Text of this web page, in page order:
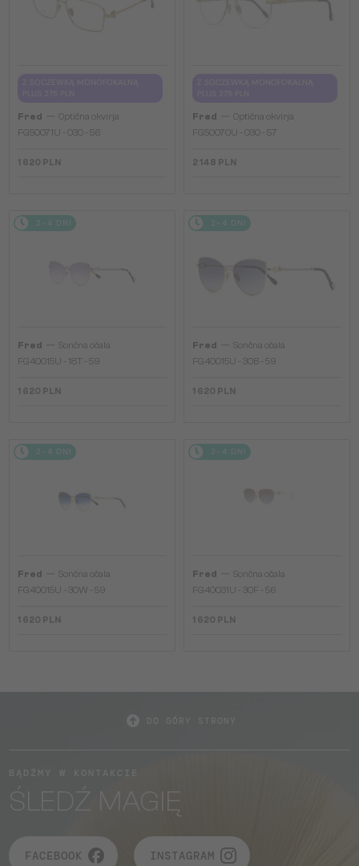
Fred
Optična okvirja
FG50071U - 030 - 56
1 620 PLN
Fred
Optična okvirja
FG50070U - 030 - 57
2 148 PLN
2-4 DNI
Fred
Sončna očala
FG40015U - 18T - 59
1 620 PLN
2-4 DNI
Fred
Sončna očala
FG40015U - 30B - 59
1 620 PLN
2-4 DNI
Fred
Sončna očala
FG40015U - 30W - 59
1 620 PLN
2-4 DNI
Fred
Sončna očala
FG40031U - 30F - 56
1 620 PLN
ŚLEDŹ MAGIĘ
FACEBOOK INSTAGRAM